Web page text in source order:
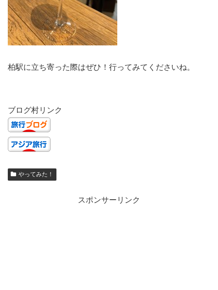
柏駅に立ち寄った際はぜひ！行ってみてくださいね。
ブログ村リンク
やってみた！
スポンサーリンク